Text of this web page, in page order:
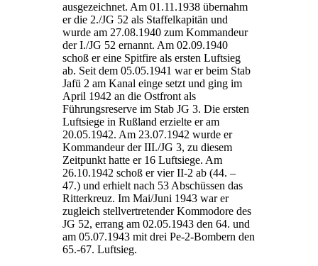
ausgezeichnet. Am 01.11.1938 übernahm
er die 2./JG 52 als Staffelkapitän und
wurde am 27.08.1940 zum Kommandeur
der I./JG 52 ernannt. Am 02.09.1940
schoß er eine Spitfire als ersten Luftsieg
ab. Seit dem 05.05.1941 war er beim Stab
Jafü 2 am Kanal einge setzt und ging im
April 1942 an die Ostfront als
Führungsreserve im Stab JG 3. Die ersten
Luftsiege in Rußland erzielte er am
20.05.1942. Am 23.07.1942 wurde er
Kommandeur der III./JG 3, zu diesem
Zeitpunkt hatte er 16 Luftsiege. Am
26.10.1942 schoß er vier II-2 ab (44. –
47.) und erhielt nach 53 Abschüssen das
Ritterkreuz. Im Mai/Juni 1943 war er
zugleich stellvertretender Kommodore des
JG 52, errang am 02.05.1943 den 64. und
am 05.07.1943 mit drei Pe-2-Bombern den
65.-67. Luftsieg.